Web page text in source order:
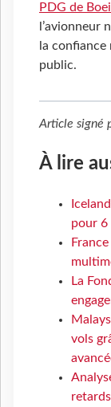
PDG de
l’avionneur
la confiance
public.
Article signé
À lire
pour 6
La
vols